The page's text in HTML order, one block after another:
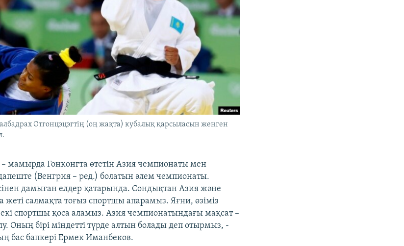
Отгонцэцэгтің (оң жақта) кубалық қарсыласын жеңген
мамырда Гонконгта өтетін Азия чемпионаты мен
(Венгрия – ред.) болатын әлем чемпионаты.
дамыған елдер қатарында. Сондықтан Азия және
салмақта тоғыз спортшы апарамыз. Яғни, өзіміз
екі спортшы қоса аламыз. Азия чемпионатындағы мақсат –
Оның бірі міндетті түрде алтын болады деп отырмыз, -
бас бапкері Ермек Иманбеков.